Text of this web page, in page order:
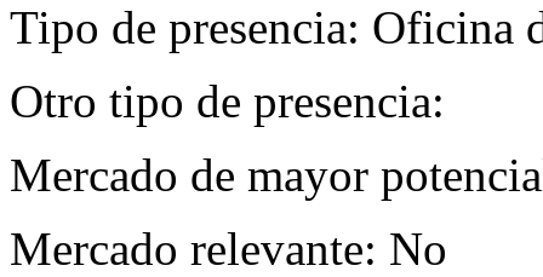
Tipo de presencia: Oficina
Otro tipo de presencia:
Mercado de mayor
Mercado relevante: No